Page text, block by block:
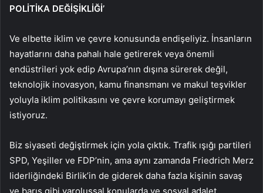
POLİTİKA DEĞİŞİKLİĞİ’
Ve elbette iklim ve çevre konusunda endişeliyiz. İnsanların
hayatlarını daha pahalı hale getirerek veya önemli
endüstrileri yok edip Avrupa’nın dışına sürerek değil,
teknolojik inovasyon, kamu finansmanı ve makul teşvikler
yoluyla iklim politikasını ve çevre korumayı geliştirmek
istiyoruz.
Biz siyaseti değiştirmek için yola çıktık. Trafik ışığı partileri
SPD, Yeşiller ve FDP’nin, ama aynı zamanda Friedrich Merz
liderliğindeki Birlik’in de giderek daha fazla kişinin savaş